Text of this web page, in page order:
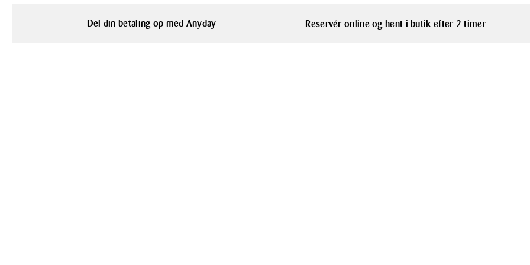
som du
Materialer
Del din betaling op med Anyday Reservér online og hent i butik efter 2 timer